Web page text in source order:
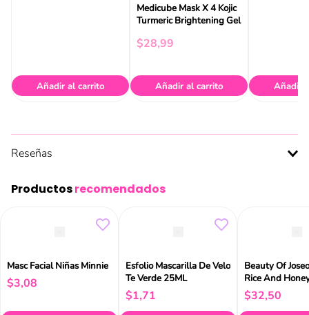
Añadir al carrito
Medicube Mask X 4 Kojic
Turmeric Brightening Gel
$28,99
Añadir al carrito Añadir
Reseñas
Productosrecomendados
Masc Facial Niñas Minnie
$3,08
Esfolio Mascarilla De Velo
Te Verde 25ML
$1,71
Beauty Of
Rice And
Mask 150ml
$32,50